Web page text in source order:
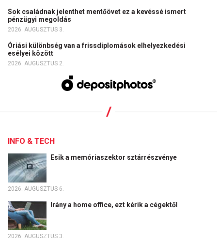
Sok családnak jelenthet mentőövet ez a kevéssé ismert
pénzügyi megoldás
2026. AUGUSZTUS 3.
Óriási különbség van a frissdiplomások elhelyezkedési
esélyei között
2026. AUGUSZTUS 2.
INFO & TECH
Esik a memóriaszektor sztárrészvénye
2026. AUGUSZTUS 6.
Irány a home office, ezt kérik a cégektől
2026. AUGUSZTUS 3.